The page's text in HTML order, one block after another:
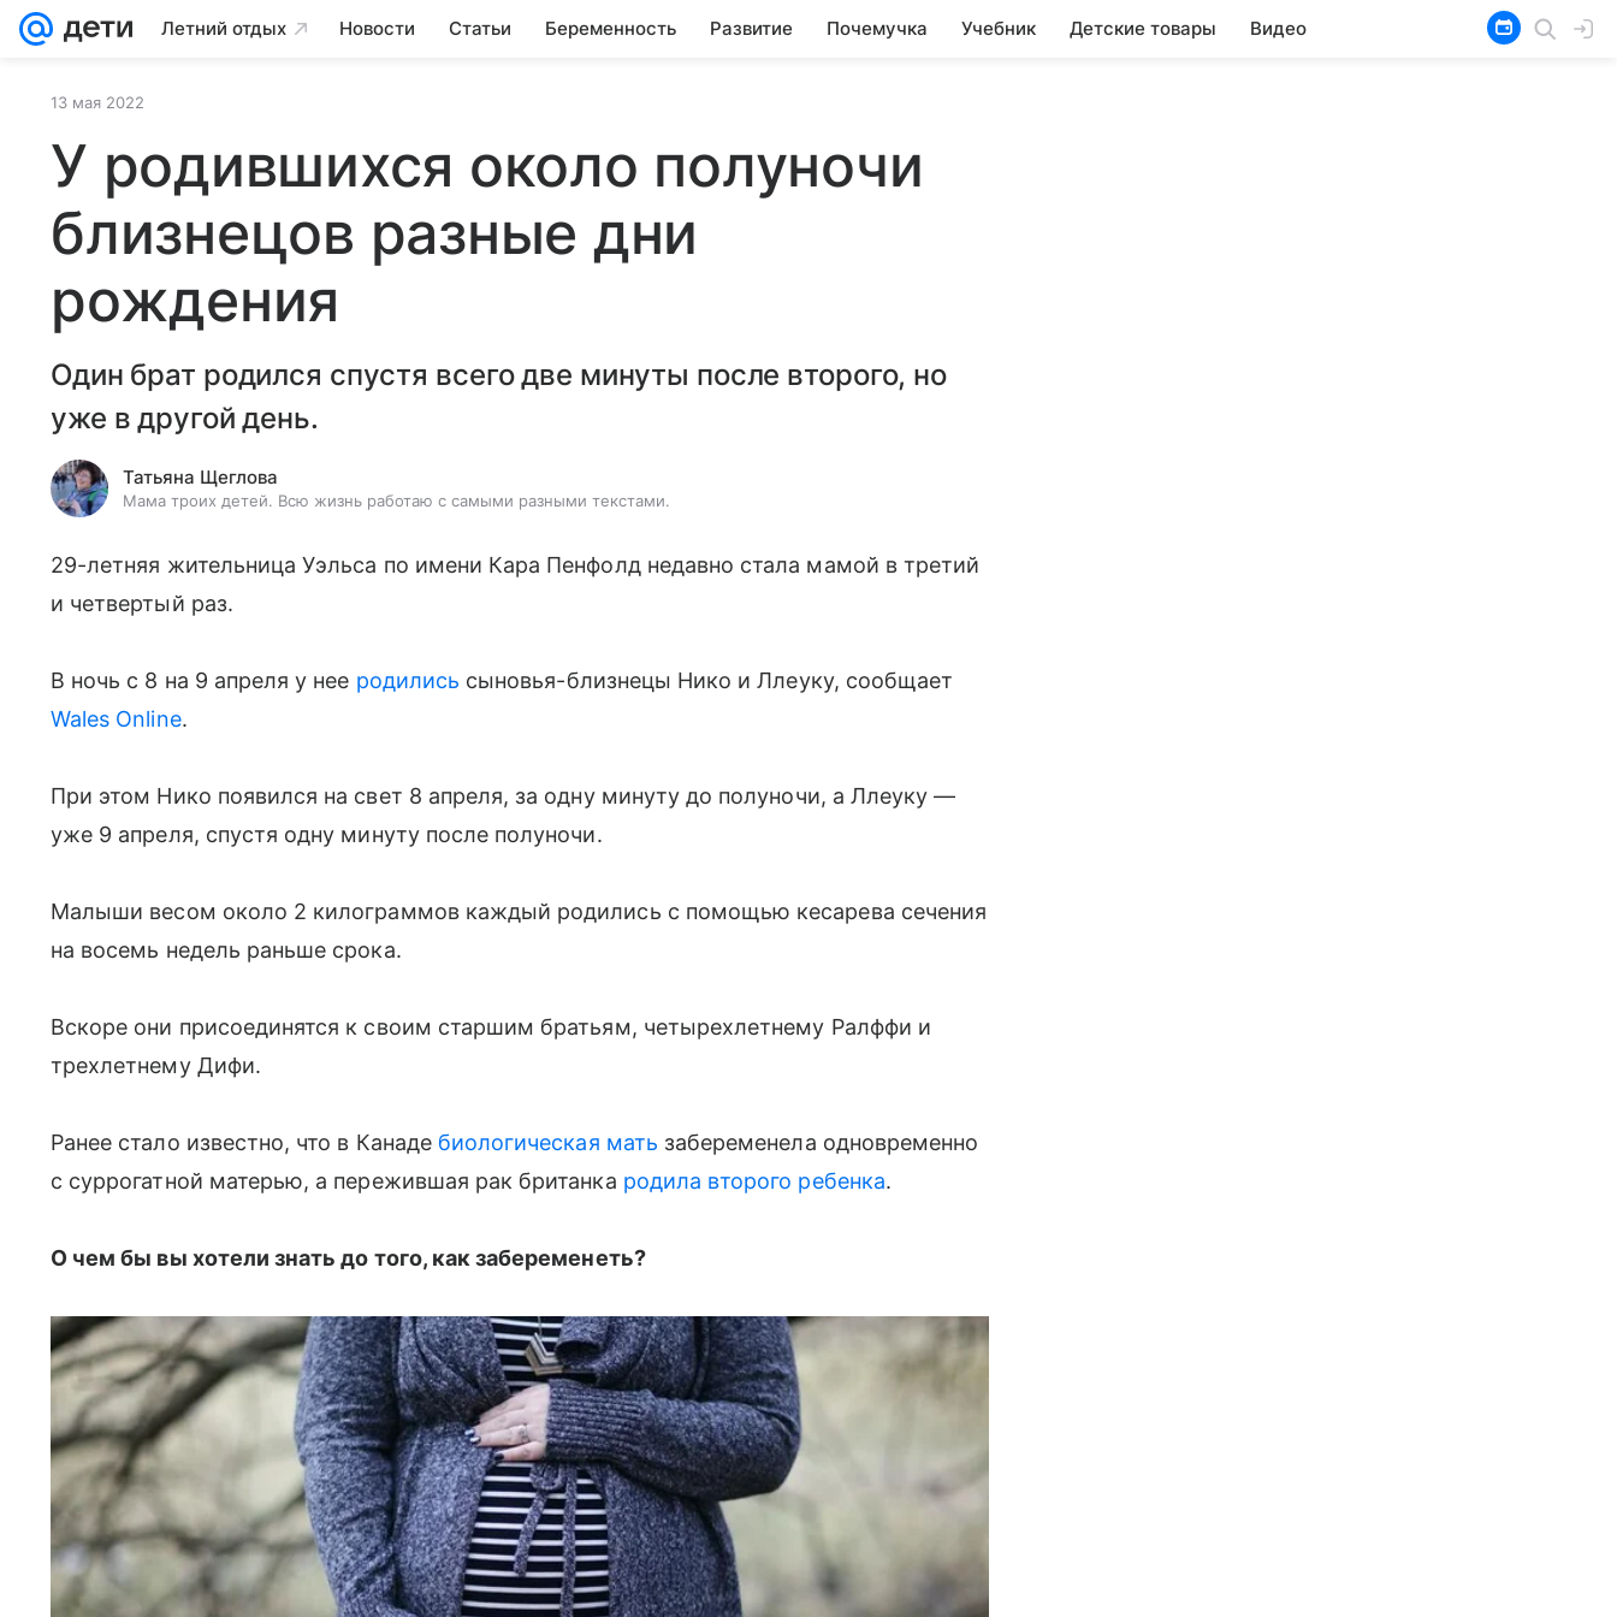
Летний отдых Новости Статьи Беременность Развитие Почемучка Учебник Детские товары Видео
13 мая 2022
У родившихся около полуночи
близнецов разные дни
рождения
Один брат родился спустя всего две минуты после второго, но
уже в другой день.
Татьяна Щеглова
Мама троих детей. Всю жизнь работаю с самыми разными текстами.
29-летняя жительница Уэльса по имени Кара Пенфолд недавно стала мамой в третий
и четвертый раз.
В ночь с 8 на 9 апреля у нее родились сыновья-близнецы Нико и Ллеуку, сообщает
Wales Online.
При этом Нико появился на свет 8 апреля, за одну минуту до полуночи, а Ллеуку —
уже 9 апреля, спустя одну минуту после полуночи.
Малыши весом около 2 килограммов каждый родились с помощью кесарева сечения
на восемь недель раньше срока.
Вскоре они присоединятся к своим старшим братьям, четырехлетнему Ралффи и
трехлетнему Дифи.
Ранее стало известно, что в Канаде биологическая мать забеременела одновременно
с суррогатной матерью, а пережившая рак британка родила второго ребенка.
О чем бы вы хотели знать до того, как забеременеть?